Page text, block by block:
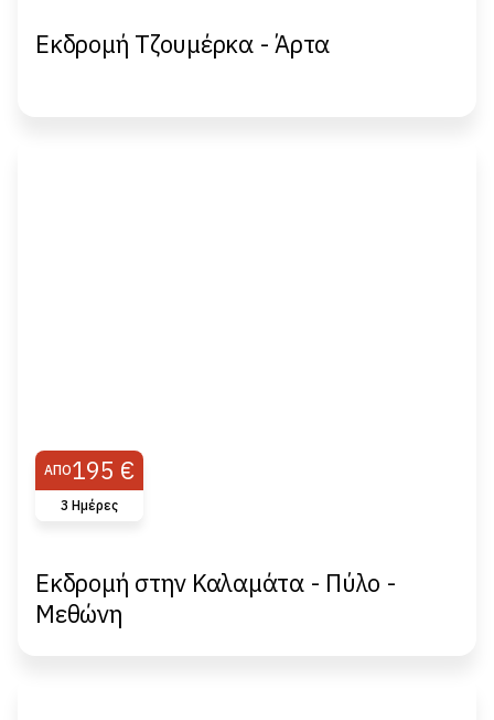
Εκδρομή Τζουμέρκα - Άρτα
ΑΠΌ195 €
3 Ημέρες
Εκδρομή στην Καλαμάτα - Πύλο -
Μεθώνη